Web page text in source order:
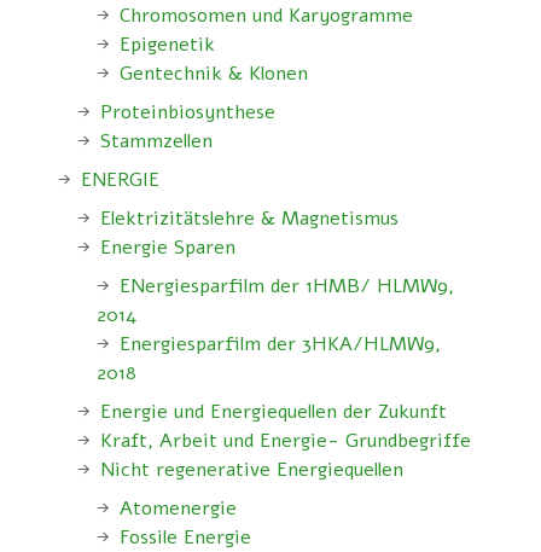
Chromosomen und Karyogramme
Epigenetik
Gentechnik & Klonen
Proteinbiosynthese
Stammzellen
ENERGIE
Elektrizitätslehre & Magnetismus
Energie Sparen
ENergiesparfilm der 1HMB/ HLMW9,
2014
Energiesparfilm der 3HKA/HLMW9,
2018
Energie und Energiequellen der Zukunft
Kraft, Arbeit und Energie- Grundbegriffe
Nicht regenerative Energiequellen
Atomenergie
Fossile Energie